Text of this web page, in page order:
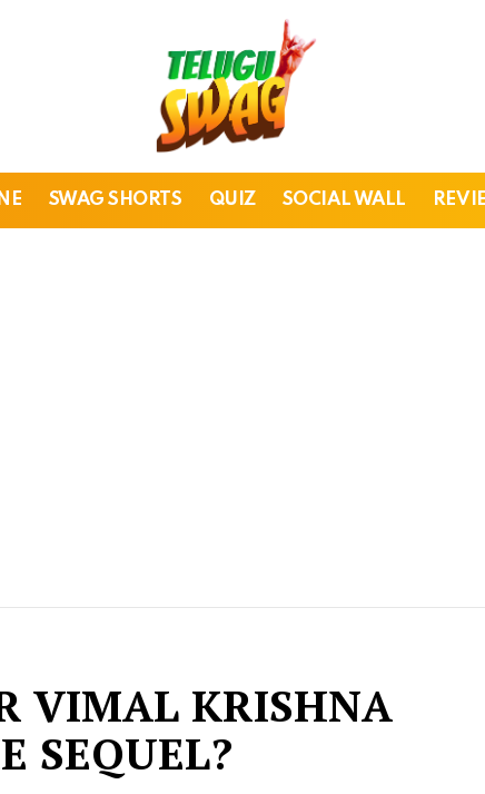
SWAG SHORTS QUIZ SOCIAL WALL
VIMAL KRISHNA
SEQUEL?